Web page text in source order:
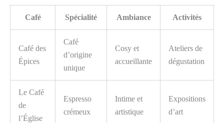
Café Spécialité Ambiance Activités
Café des
Épices
Café
d’origine
unique
Cosy et
accueillante
Ateliers de
dégustation
Le Café
de
l’Église
Espresso
crémeux
Intime et
artistique
Expositions
d’art